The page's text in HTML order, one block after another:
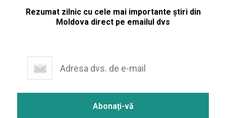
Rezumat zilnic cu cele mai importante știri din
Moldova direct pe emailul dvs